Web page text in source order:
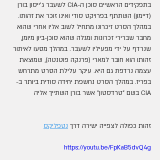
בתפקידים הראשיים סוכן ה-CIA לשעבר ג'ייסון בורן
(דיימון) השתתף בפרויקט סודי ואינו זוכר את זהותו.
במהלך הסרט זיכרונו מתחיל לשוב אליו אחרי שהוא
מחבר שברירי זכרונות ומגלה שהוא סוכן-ביון מיומן,
שנרדף על ידי מפעיליו לשעבר. במהלך מסעו לאיתור
זהותו הוא חובר למארי (פרנקה פוטנטה), שמוצאת
עצמה נרדפת גם היא. עיקר עלילת הסרט מתרחש
בפריז. במהלך הסרט נחשפת יחידה סודית ביותר ב-
CIA בשם "טרדסטון" אשר בורן השתייך אליה
זהות כפולה לצפייה ישירה דרך נטפליקס
https://youtu.be/FpKaB5dvQ4g